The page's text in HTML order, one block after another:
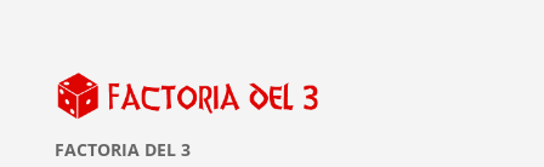
FACTORIA DEL 3